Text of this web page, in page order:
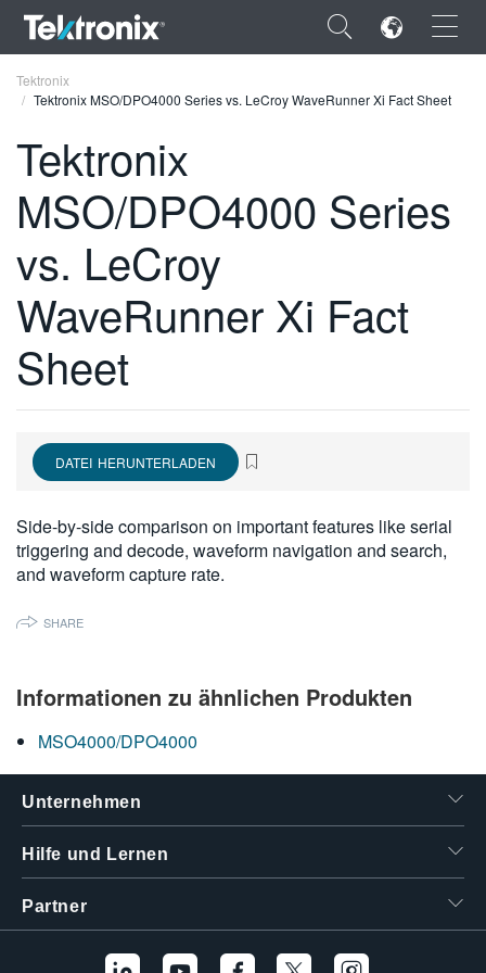
×
ENGLISH
FRANÇAIS
DEUTSCH
VIỆT NAM
简体中文
한국어
Tektronix
Tektronix MSO/DPO4000 Series vs. LeCroy WaveRunner Xi Fact Sheet
Tektronix
MSO/DPO4000 Series
vs. LeCroy
WaveRunner Xi Fact
Sheet
DATEI HERUNTERLADEN
Side-by-side comparison on important features like serial
triggering and decode, waveform navigation and search,
and waveform capture rate.
SHARE
Informationen zu ähnlichen Produkten
MSO4000/DPO4000
Unternehmen
Hilfe und Lernen
Partner